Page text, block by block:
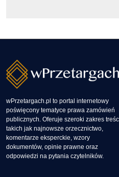
wPrzetargach.pl to portal internetowy
poświęcony tematyce prawa zamówień
publicznych. Oferuje szeroki zakres
takich jak najnowsze orzecznictwo,
komentarze eksperckie, wzory
dokumentów, opinie prawne oraz
odpowiedzi na pytania czytelników.